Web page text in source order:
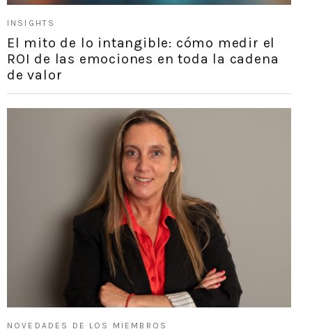
INSIGHTS
El mito de lo intangible: cómo medir el
ROI de las emociones en toda la cadena
de valor
NOVEDADES DE LOS MIEMBROS